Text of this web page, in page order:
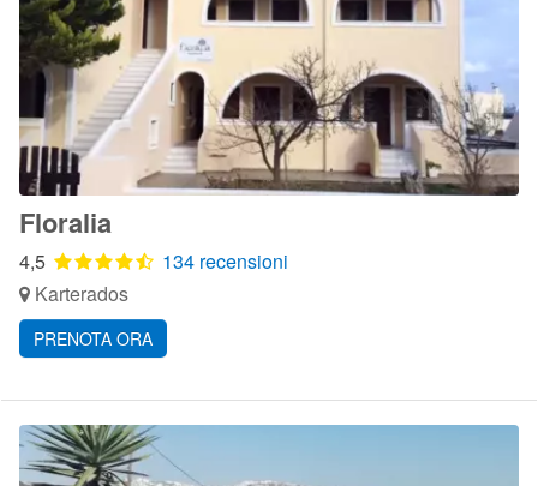
Floralia
4,5
134 recensioni
Karterados
PRENOTA ORA